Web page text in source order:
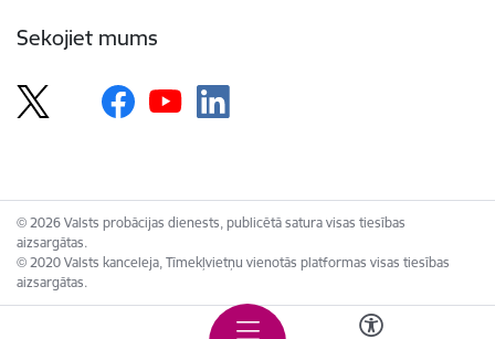
Sekojiet mums
© 2026 Valsts probācijas dienests, publicētā satura visas tiesības
aizsargātas.
© 2020 Valsts kanceleja, Tīmekļvietņu vienotās platformas visas tiesības
aizsargātas.